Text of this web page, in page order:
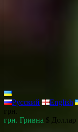
Русский English
грн.
грн. Гривна $ Доллар